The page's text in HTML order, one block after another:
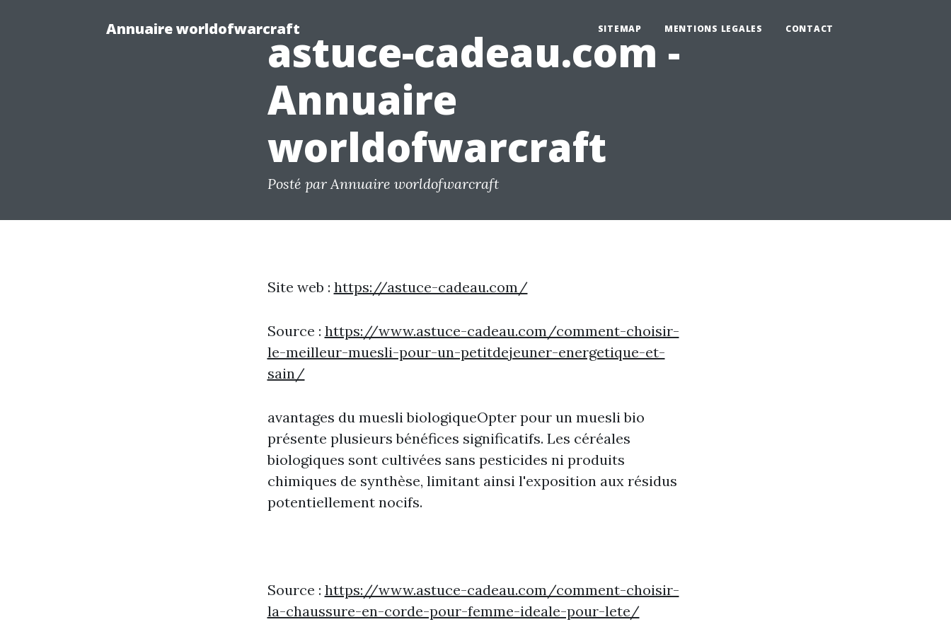
Annuaire worldofwarcraft SITEMAP MENTIONS LEGALES CONTACT
astuce-cadeau.com -
Annuaire
worldofwarcraft
Posté par Annuaire worldofwarcraft
Site web : https://astuce-cadeau.com/
Source : https://www.astuce-cadeau.com/comment-choisir-
le-meilleur-muesli-pour-un-petitdejeuner-energetique-et-
sain/
avantages du muesli biologiqueOpter pour un muesli bio
présente plusieurs bénéfices significatifs. Les céréales
biologiques sont cultivées sans pesticides ni produits
chimiques de synthèse, limitant ainsi l'exposition aux résidus
potentiellement nocifs.
Source : https://www.astuce-cadeau.com/comment-choisir-
la-chaussure-en-corde-pour-femme-ideale-pour-lete/